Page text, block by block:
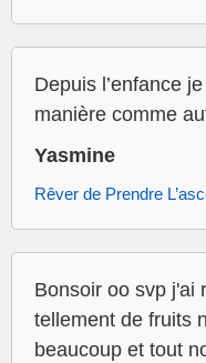
Depuis l’enfance
manière comme
Yasmine
Rêver de Prendre
Bonsoir oo svp j'ai
tellement de fruits
beaucoup et tout